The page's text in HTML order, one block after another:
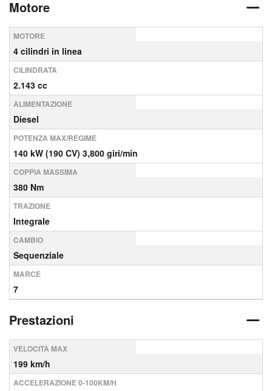
Motore
MOTORE
4 cilindri in linea
CILINDRATA
2.143 cc
ALIMENTAZIONE
Diesel
POTENZA MAX/REGIME
140 kW (190 CV) 3,800 giri/min
COPPIA MASSIMA
380 Nm
TRAZIONE
Integrale
CAMBIO
Sequenziale
MARCE
7
Prestazioni
VELOCITÀ MAX
199 km/h
ACCELERAZIONE 0-100KM/H